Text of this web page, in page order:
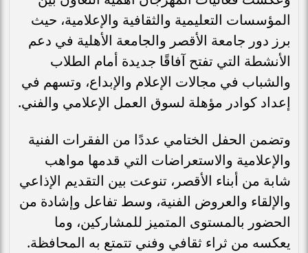
المؤسسات التعليمية والثقافية والإعلامية، حيث
برز دور جامعة الأقصر والجامعة الأهلية في دعم
الأنشطة التي تفتح آفاقًا جديدة أمام الطلاب
والشباب في مجالات الإعلام والإبداع، وتسهم في
إعداد كوادر مؤهلة لسوق العمل الإعلامي والفني.
وتضمن الحفل الختامي عددًا من الفقرات الفنية
والإعلامية والاستعراضات التي قدمها مواهب
شابة من أبناء الأقصر، تنوعت بين التقديم الإذاعي
والإلقاء والعروض الفنية، وسط تفاعل وإشادة من
الحضور بالمستوى المتميز للمشاركين، وما
يعكسه من ثراء ثقافي وفني تتمتع به المحافظة.